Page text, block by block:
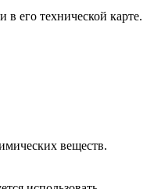
его технической карте.
веществ.